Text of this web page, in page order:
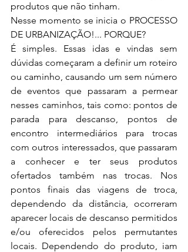
produtos que não tinham.
Nesse momento se inicia o PROCESSO
DE URBANIZAÇÃO!... PORQUE?
É simples. Essas idas e vindas sem
dúvidas começaram a definir um roteiro
ou caminho, causando um sem número
de eventos que passaram a permear
nesses caminhos, tais como: pontos de
parada para descanso, pontos de
encontro intermediários para trocas
com outros interessados, que passaram
a conhecer e ter seus produtos
ofertados também nas trocas. Nos
pontos finais das viagens de troca,
dependendo da distância, ocorreram
aparecer locais de descanso permitidos
e/ou oferecidos pelos permutantes
locais. Dependendo do produto, iam